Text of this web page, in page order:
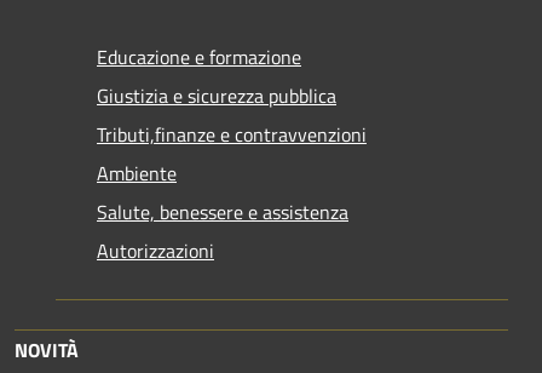
Educazione e formazione
Giustizia e sicurezza pubblica
Tributi,finanze e contravvenzioni
Ambiente
Salute, benessere e assistenza
Autorizzazioni
NOVITÀ